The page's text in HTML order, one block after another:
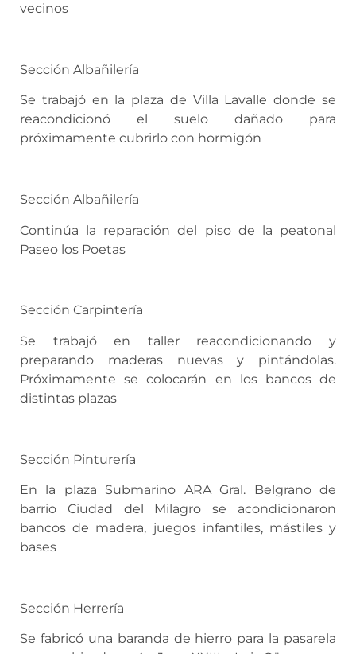
vecinos
Sección Albañilería
Se trabajó en la plaza de Villa Lavalle donde se
reacondicionó el suelo dañado para
próximamente cubrirlo con hormigón
Sección Albañilería
Continúa la reparación del piso de la peatonal
Paseo los Poetas
Sección Carpintería
Se trabajó en taller reacondicionando y
preparando maderas nuevas y pintándolas.
Próximamente se colocarán en los bancos de
distintas plazas
Sección Pinturería
En la plaza Submarino ARA Gral. Belgrano de
barrio Ciudad del Milagro se acondicionaron
bancos de madera, juegos infantiles, mástiles y
bases
Sección Herrería
Se fabricó una baranda de hierro para la pasarela